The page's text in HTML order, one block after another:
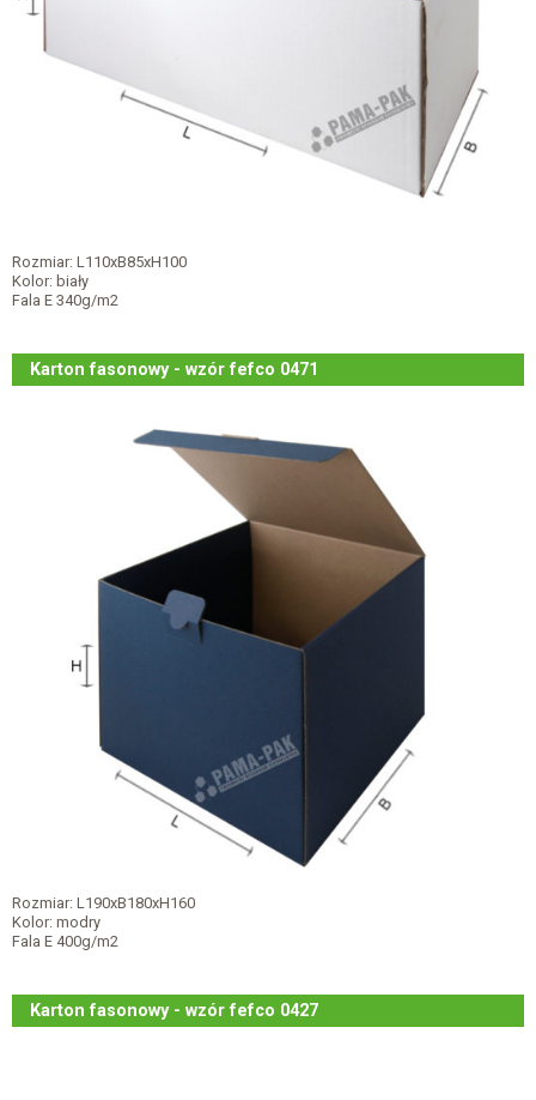
Rozmiar: L110xB85xH100
Kolor: biały
Fala E 340g/m2
Karton fasonowy - wzór fefco 0471
Rozmiar: L190xB180xH160
Kolor: modry
Fala E 400g/m2
Karton fasonowy - wzór fefco 0427